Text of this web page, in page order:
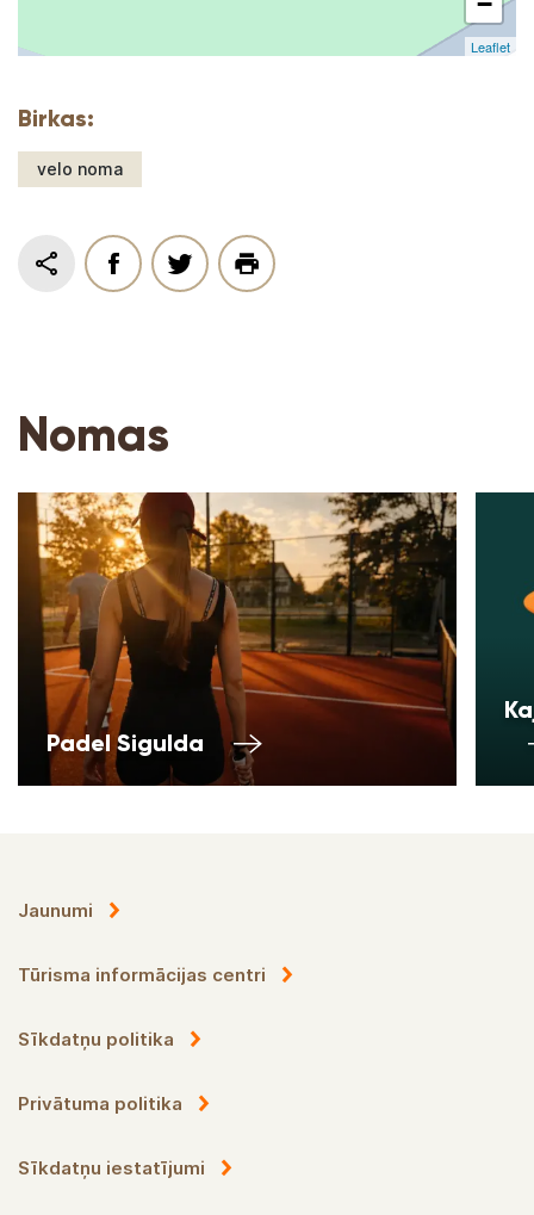
Leaflet
Birkas:
velo noma
Nomas
Padel Sigulda
Jaunumi
Tūrisma informācijas centri
Sīkdatņu politika
Privātuma politika
Sīkdatņu iestatījumi